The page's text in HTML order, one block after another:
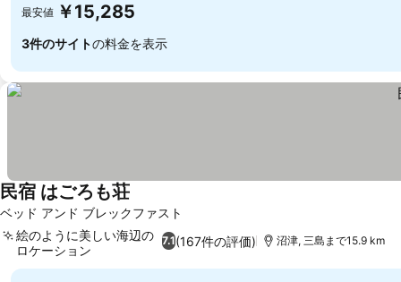
最安値 ￥15,285
3件のサイトの料金を表示
ベッド アンド ブレックファスト
民宿 はごろも荘
7.1(167件の評価)
絵のように美しい海辺の
ロケーション
沼津, 三島まで15.9 km